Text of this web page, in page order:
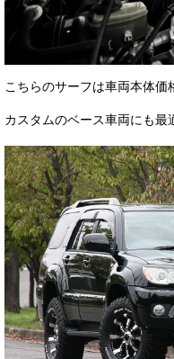
こちらのサーフは車両本体価
カスタムのベース車両にも最